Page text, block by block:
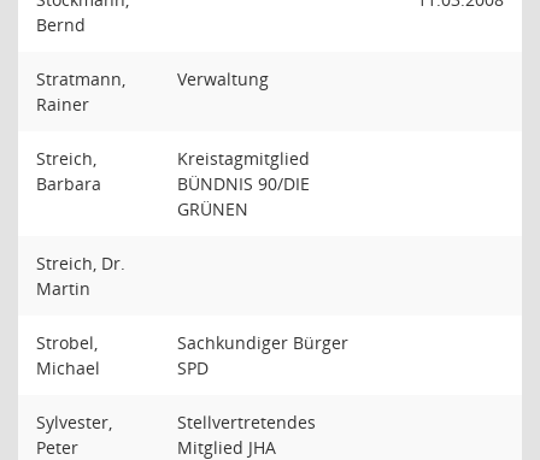
Bernd
Stratmann,
Rainer
Verwaltung
Streich,
Barbara
Kreistagmitglied
BÜNDNIS 90/DIE
GRÜNEN
Streich, Dr.
Martin
Strobel,
Michael
Sachkundiger Bürger
SPD
Sylvester,
Peter
Stellvertretendes
Mitglied JHA